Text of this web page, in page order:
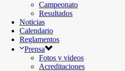
Campeonato
Resultados
Noticias
Calendario
Reglamentos
Prensa
Fotos y videos
Acreditaciones